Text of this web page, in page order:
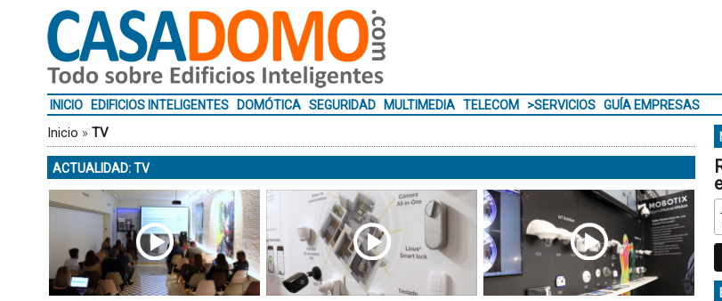
INICIO EDIFICIOS INTELIGENTES DOMÓTICA SEGURIDAD MULTIMEDIA TELECOM >SERVICIOS GUÍA EMPRESAS
Inicio » TV
ACTUALIDAD: TV